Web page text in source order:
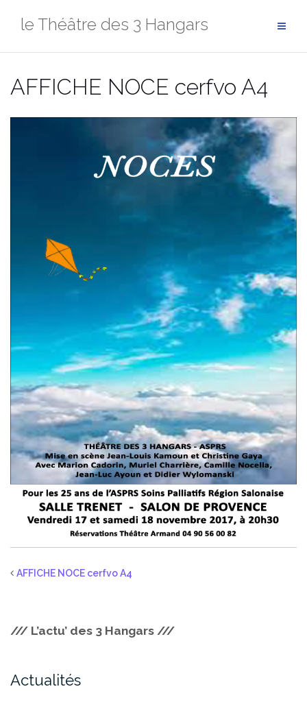
le Théâtre des 3 Hangars
AFFICHE NOCE cerfvo A4
AFFICHE NOCE cerfvo A4
/// L’actu’ des 3 Hangars ///
Actualités